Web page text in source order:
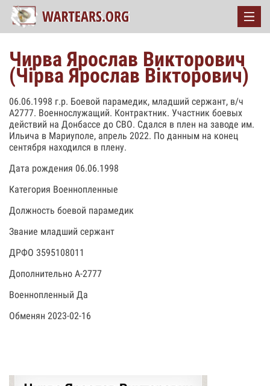
Чирва Ярослав Викторович
(Чірва Ярослав Вікторович)
06.06.1998 г.р. Боевой парамедик, младший сержант, в/ч
А2777. Военнослужащий. Контрактник. Участник боевых
действий на Донбассе до СВО. Сдался в плен на заводе им.
Ильича в Мариуполе, апрель 2022. По данным на конец
сентября находился в плену.
Дата рождения 06.06.1998
Категория Военнопленные
Должность боевой парамедик
Звание младший сержант
ДРФО 3595108011
Дополнительно А-2777
Военнопленный Да
Обменян 2023-02-16